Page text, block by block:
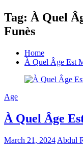
Tag: À Quel
Funès
Home
À Quel Âge Est
Age
À Quel Âge
March 21, 2024 Abdul